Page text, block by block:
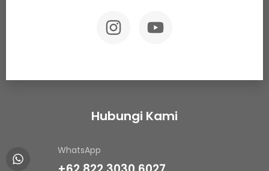
Hubungi Kami
WhatsApp